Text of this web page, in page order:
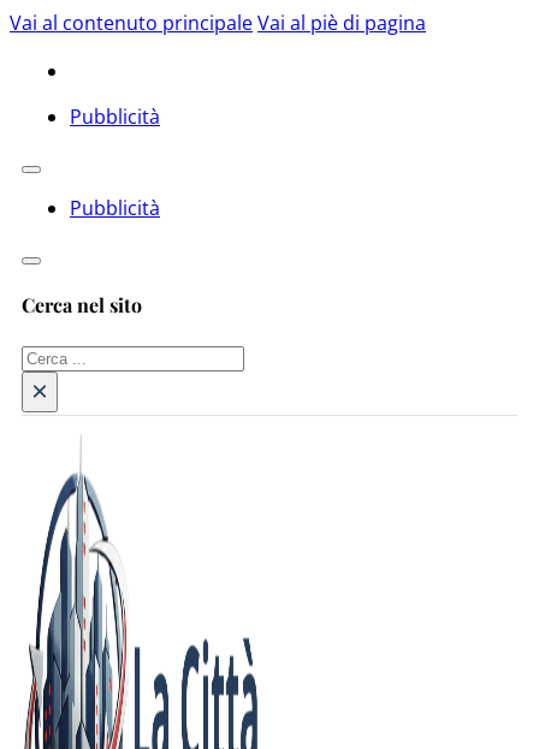
Vai al contenuto principaleVai al piè di pagina
Pubblicità
Pubblicità
Cerca nel sito
Cerca
×